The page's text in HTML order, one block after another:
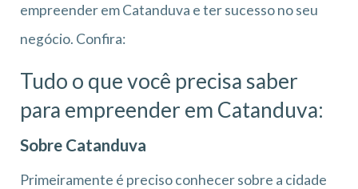
empreender em Catanduva e ter sucesso no seu
negócio. Confira:
Tudo o que você precisa saber
para empreender em Catanduva:
Sobre Catanduva
Primeiramente é preciso conhecer sobre a cidade